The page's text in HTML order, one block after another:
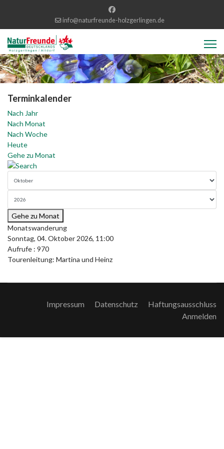
info@naturfreunde-holzgerlingen.de
Terminkalender
Nach Jahr
Nach Monat
Nach Woche
Heute
Gehe zu Monat
Gehe zu Monat
Monatswanderung
Sonntag, 04. Oktober 2026, 11:00
Aufrufe : 970
Tourenleitung: Martina und Heinz
Impressum Datenschutz
Haftungsausschluss
Anmelden